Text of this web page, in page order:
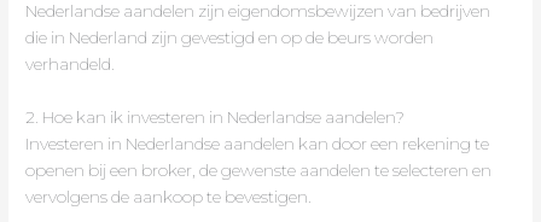
Nederlandse aandelen zijn eigendomsbewijzen van bedrijven
die in Nederland zijn gevestigd en op de beurs worden
verhandeld.
2. Hoe kan ik investeren in Nederlandse aandelen?
Investeren in Nederlandse aandelen kan door een rekening te
openen bij een broker, de gewenste aandelen te selecteren en
vervolgens de aankoop te bevestigen.